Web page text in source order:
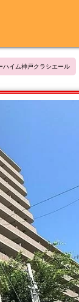
ハイム神戸クラシエール